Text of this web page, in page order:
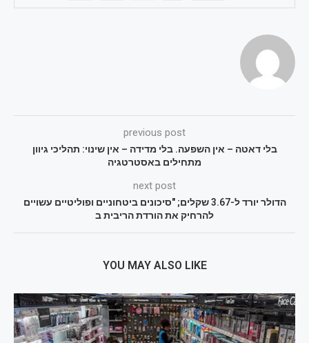
previous post
בלי דאטה – אין השפעה. בלי מדידה – אין שינוי: תהליכי גיוון
מתחילים באסטרטגיה
next post
הדולר יורד ל-3.67 שקלים; "סיכונים ביטחוניים ופוליטיים עשויים
להרחיק את הורדת הריבית ב
YOU MAY ALSO LIKE